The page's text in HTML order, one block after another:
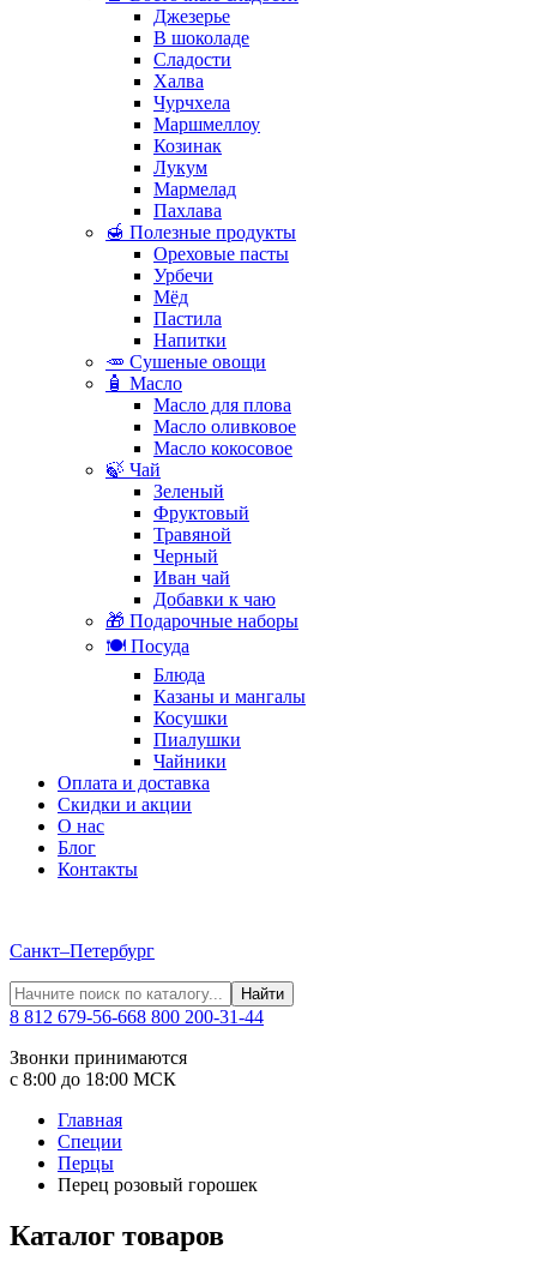
Джезерье
В шоколаде
Сладости
Халва
Чурчхела
Маршмеллоу
Козинак
Лукум
Мармелад
Пахлава
🍯 Полезные продукты
Ореховые пасты
Урбечи
Мёд
Пастила
Напитки
🥕 Сушеные овощи
🧴 Масло
Масло для плова
Масло оливковое
Масло кокосовое
🍃 Чай
Зеленый
Фруктовый
Травяной
Черный
Иван чай
Добавки к чаю
🎁 Подарочные наборы
🍽️ Посуда
Блюда
Казаны и мангалы
Косушки
Пиалушки
Чайники
Оплата и доставка
Скидки и акции
О нас
Блог
Контакты
Санкт–Петербург
Найти
8 812 679-56-668 800 200-31-44
Звонки принимаются
с 8:00 до 18:00 МСК
Главная
Специи
Перцы
Перец розовый горошек
Каталог товаров